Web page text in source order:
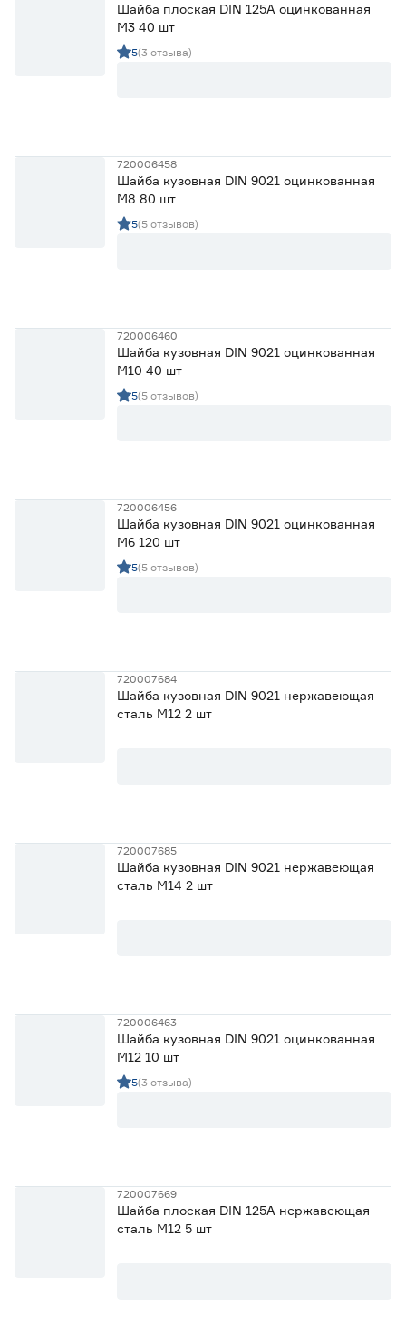
Шайба плоская DIN 125A оцинкованная
M3 40 шт
5(3 отзыва)
720006458
Шайба кузовная DIN 9021 оцинкованная
М8 80 шт
5(5 отзывов)
720006460
Шайба кузовная DIN 9021 оцинкованная
М10 40 шт
5(5 отзывов)
720006456
Шайба кузовная DIN 9021 оцинкованная
М6 120 шт
5(5 отзывов)
720007684
Шайба кузовная DIN 9021 нержавеющая
сталь М12 2 шт
720007685
Шайба кузовная DIN 9021 нержавеющая
сталь М14 2 шт
720006463
Шайба кузовная DIN 9021 оцинкованная
М12 10 шт
5(3 отзыва)
720007669
Шайба плоская DIN 125A нержавеющая
сталь М12 5 шт